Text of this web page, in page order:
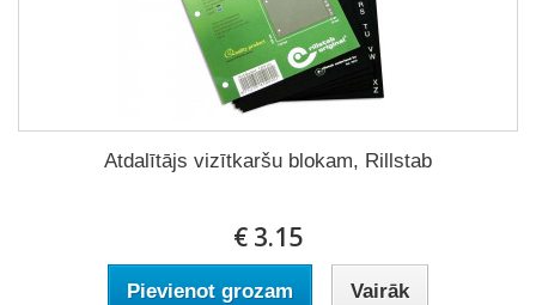
Atdalītājs vizītkaršu blokam, Rillstab
€ 3.15
Pievienot grozam Vairāk